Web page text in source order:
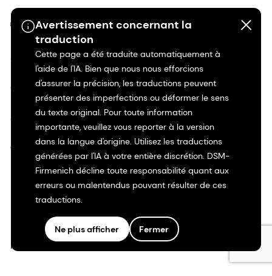
Avertissement concernant la
traduction
Cette page a été traduite automatiquement à
l'aide de l'IA. Bien que nous nous efforcions
d'assurer la précision, les traductions peuvent
présenter des imperfections ou déformer le sens
du texte original. Pour toute information
importante, veuillez vous reporter à la version
dans la langue d'origine. Utilisez les traductions
générées par l'IA à votre entière discrétion. DSM-
Firmenich décline toute responsabilité quant aux
erreurs ou malentendus pouvant résulter de ces
traductions.
Ne plus afficher Fermer
©2026 dsm-firmenich. Tous droits réservés.
Avis de confidentialité
Conditions d'utilisation
Conditions d'utilisation
Transparence en Californie
Déclaration d'accessibilité
Informations juridiques
Plan du site